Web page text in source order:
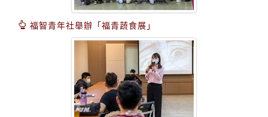
福智青年社舉辦「福青蔬食展」